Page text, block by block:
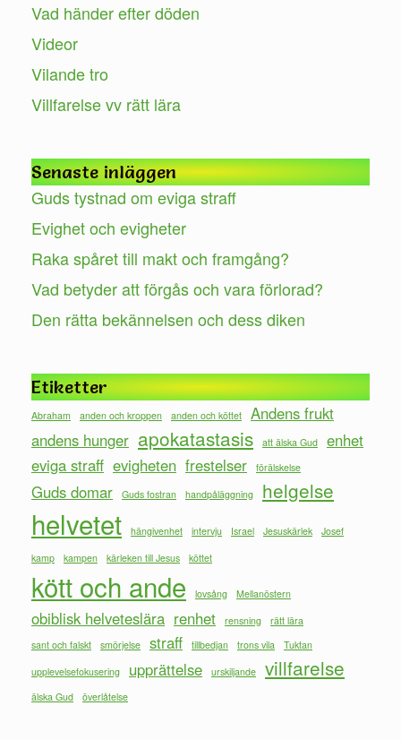
Vad händer efter döden
Videor
Vilande tro
Villfarelse vv rätt lära
Senaste inläggen
Guds tystnad om eviga straff
Evighet och evigheter
Raka spåret till makt och framgång?
Vad betyder att förgås och vara förlorad?
Den rätta bekännelsen och dess diken
Etiketter
Abraham anden och kroppen anden och köttet
Andens frukt
andens hunger apokatastasis att älska Gud
enhet
eviga straff evigheten frestelser förälskelse
Guds domar Guds fostran handpåläggning helgelse
helvetet hängivenhet intervju Israel Jesuskärlek
Josef
kamp
kampen kärleken till Jesus köttet
kött och ande lovsång Mellanöstern
obiblisk helveteslära renhet rensning
rätt lära
sant och falskt
smörjelse straff tillbedjan trons vila
Tuktan
upplevelsefokusering
upprättelse urskiljande villfarelse
älska Gud överlåtelse